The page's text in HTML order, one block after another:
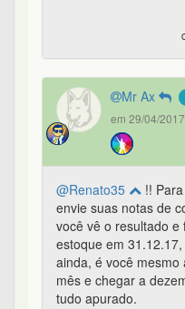
Mr Ax
em 29/04/
@Renato35
!!
envie suas notas de
você vê o resultado
estoque em
ainda, é você
mês e chegar a
tudo apurado.